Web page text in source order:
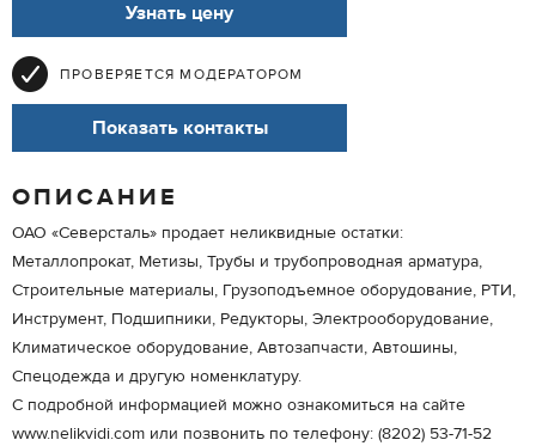
Узнать цену
ПРОВЕРЯЕТСЯ МОДЕРАТОРОМ
Показать контакты
ОПИСАНИЕ
ОАО «Северсталь» продает неликвидные остатки:
Металлопрокат, Метизы, Трубы и трубопроводная арматура,
Строительные материалы, Грузоподъемное оборудование, РТИ,
Инструмент, Подшипники, Редукторы, Электрооборудование,
Климатическое оборудование, Автозапчасти, Автошины,
Спецодежда и другую номенклатуру.
С подробной информацией можно ознакомиться на сайте
www.nelikvidi.com или позвонить по телефону: (8202) 53-71-52